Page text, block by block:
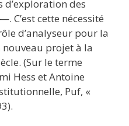
des
C’est cette nécessité
d’analyseur pour la
nouveau projet à la
(Sur le terme
Hess et Antoine
Puf, «